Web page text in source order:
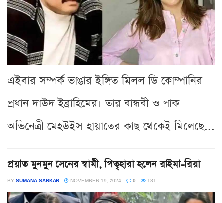
এইবার সম্পর্ক ভাঙার ইঙ্গিত মিলল ডি কোম্পানির
প্রধান দাউদ ইব্রাহিমের। তার বান্ধবী ও পাক
অভিনেত্রী মেহউইস হায়াতের কাছ থেকেই মিলেছে...
প্রয়াত মুনমুন সেনের স্বামী, পিতৃহারা হলেন রাইমা-রিয়া
BY SUMANA SARKAR NOVEMBER 19, 2024 0 181